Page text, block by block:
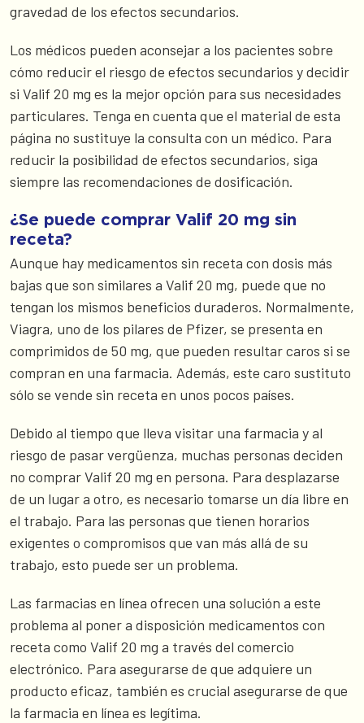
gravedad de los efectos secundarios.
Los médicos pueden aconsejar a los pacientes sobre
cómo reducir el riesgo de efectos secundarios y decidir
si Valif 20 mg es la mejor opción para sus necesidades
particulares. Tenga en cuenta que el material de esta
página no sustituye la consulta con un médico. Para
reducir la posibilidad de efectos secundarios, siga
siempre las recomendaciones de dosificación.
¿Se puede comprar Valif 20 mg sin
receta?
Aunque hay medicamentos sin receta con dosis más
bajas que son similares a Valif 20 mg, puede que no
tengan los mismos beneficios duraderos. Normalmente,
Viagra, uno de los pilares de Pfizer, se presenta en
comprimidos de 50 mg, que pueden resultar caros si se
compran en una farmacia. Además, este caro sustituto
sólo se vende sin receta en unos pocos países.
Debido al tiempo que lleva visitar una farmacia y al
riesgo de pasar vergüenza, muchas personas deciden
no comprar Valif 20 mg en persona. Para desplazarse
de un lugar a otro, es necesario tomarse un día libre en
el trabajo. Para las personas que tienen horarios
exigentes o compromisos que van más allá de su
trabajo, esto puede ser un problema.
Las farmacias en línea ofrecen una solución a este
problema al poner a disposición medicamentos con
receta como Valif 20 mg a través del comercio
electrónico. Para asegurarse de que adquiere un
producto eficaz, también es crucial asegurarse de que
la farmacia en línea es legítima.